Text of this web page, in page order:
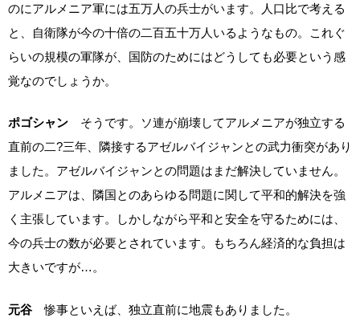
のにアルメニア軍には五万人の兵士がいます。人口比で考える
と、自衛隊が今の十倍の二百五十万人いるようなもの。これぐ
らいの規模の軍隊が、国防のためにはどうしても必要という感
覚なのでしょうか。
ポゴシャン そうです。ソ連が崩壊してアルメニアが独立する
直前の二?三年、隣接するアゼルバイジャンとの武力衝突があり
ました。アゼルバイジャンとの問題はまだ解決していません。
アルメニアは、隣国とのあらゆる問題に関して平和的解決を強
く主張しています。しかしながら平和と安全を守るためには、
今の兵士の数が必要とされています。もちろん経済的な負担は
大きいですが…。
元谷 惨事といえば、独立直前に地震もありました。